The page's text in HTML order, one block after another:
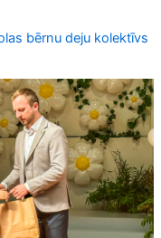
bērnu deju kolektīvs